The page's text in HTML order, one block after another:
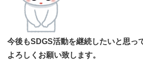
今後もSDGS活動を継続したいと思っ
よろしくお願い致します。